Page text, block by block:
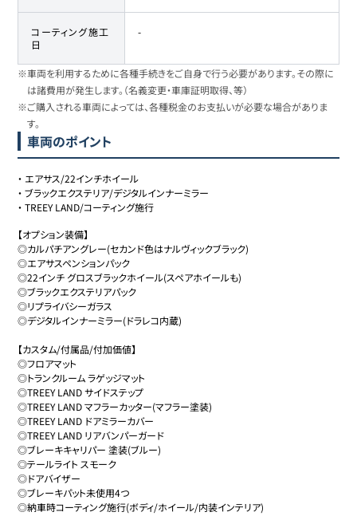
コーティング施工
日
-
※車両を利用するために各種手続きをご自身で行う必要があります。その際に
は諸費用が発生します。（名義変更・車庫証明取得、等）
※ご購入される車両によっては、各種税金のお支払いが必要な場合がありま
す。
車両のポイント
・ エアサス/22インチホイール
・ブラックエクステリア/デジタルインナーミラー
・TREEY LAND/コーティング施行
【オプション装備】
◎カルパチアングレー(セカンド色はナルヴィックブラック)
◎エアサスペンションパック
◎22インチ グロスブラックホイール(スペアホイールも)
◎ブラックエクステリアパック
◎リプライバシーガラス
◎デジタルインナーミラー(ドラレコ内蔵)
【カスタム/付属品/付加価値】
◎フロアマット
◎トランクルーム ラゲッジマット
◎TREEY LAND サイドステップ
◎TREEY LAND マフラーカッター(マフラー塗装)
◎TREEY LAND ドアミラーカバー
◎TREEY LAND リアバンパーガード
◎ブレーキキャリパー 塗装(ブルー)
◎テールライト スモーク
◎ドアバイザー
◎ブレーキパット未使用4つ
◎納車時コーティング施行(ボディ/ホイール/内装インテリア)